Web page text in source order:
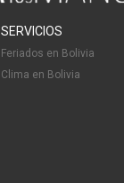
SERVICIOS
Feriados en Bolivia
Clima en Bolivia